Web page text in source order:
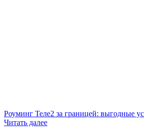
Роуминг Теле2 за границей: выгодные
Читать далее